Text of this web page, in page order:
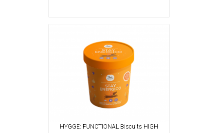
HYGGE: FUNCTIONAL Biscuits HIGH